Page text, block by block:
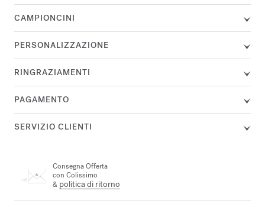
CAMPIONCINI
PERSONALIZZAZIONE
RINGRAZIAMENTI
PAGAMENTO
SERVIZIO CLIENTI
Consegna Offerta
con Colissimo
& politica di ritorno